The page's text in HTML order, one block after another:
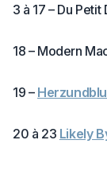
3 à 17 – Du Petit
18 – Modern
19 –
20 à 23 Likely